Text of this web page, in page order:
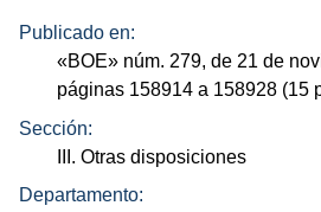
Publicado en:
«BOE» núm. 279, de 21 de
páginas 158914 a 158928 (15
Sección:
III. Otras disposiciones
Departamento: